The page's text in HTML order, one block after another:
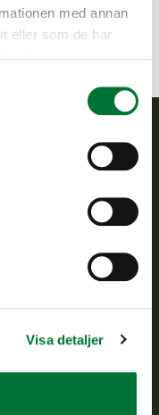
med annan
eller som de har
Visa detaljer
stöder
till att viltpolitiken